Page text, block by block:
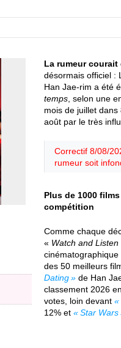
La rumeur
désormais officiel :
Han Jae-rim a été
temps , selon une
mois de juillet
août par le très
Correctif 8/08/
rumeur soit
Plus de 1000
compétition
Comme chaque
« Watch and Listen
des 50 meilleurs
Dating
de Han
classement 2026
votes, loin devant
12% et
Star Wars